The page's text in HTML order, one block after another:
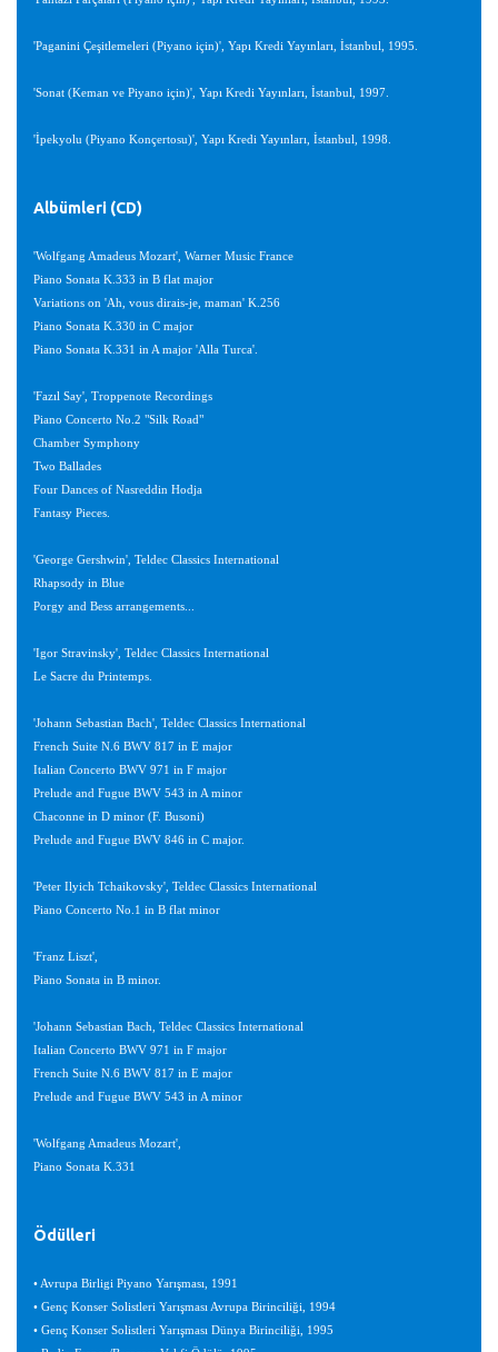
'Paganini Çeşitlemeleri (Piyano için)', Yapı Kredi Yayınları, İstanbul, 1995.
'Sonat (Keman ve Piyano için)', Yapı Kredi Yayınları, İstanbul, 1997.
'İpekyolu (Piyano Konçertosu)', Yapı Kredi Yayınları, İstanbul, 1998.
Albümleri (CD)
'Wolfgang Amadeus Mozart', Warner Music France
Piano Sonata K.333 in B flat major
Variations on 'Ah, vous dirais-je, maman' K.256
Piano Sonata K.330 in C major
Piano Sonata K.331 in A major 'Alla Turca'.
'Fazıl Say', Troppenote Recordings
Piano Concerto No.2 "Silk Road"
Chamber Symphony
Two Ballades
Four Dances of Nasreddin Hodja
Fantasy Pieces.
'George Gershwin', Teldec Classics International
Rhapsody in Blue
Porgy and Bess arrangements...
'Igor Stravinsky', Teldec Classics International
Le Sacre du Printemps.
'Johann Sebastian Bach', Teldec Classics International
French Suite N.6 BWV 817 in E major
Italian Concerto BWV 971 in F major
Prelude and Fugue BWV 543 in A minor
Chaconne in D minor (F. Busoni)
Prelude and Fugue BWV 846 in C major.
'Peter Ilyich Tchaikovsky', Teldec Classics International
Piano Concerto No.1 in B flat minor
'Franz Liszt',
Piano Sonata in B minor.
'Johann Sebastian Bach, Teldec Classics International
Italian Concerto BWV 971 in F major
French Suite N.6 BWV 817 in E major
Prelude and Fugue BWV 543 in A minor
'Wolfgang Amadeus Mozart',
Piano Sonata K.331
Ödülleri
• Avrupa Birligi Piyano Yarışması, 1991
• Genç Konser Solistleri Yarışması Avrupa Birinciliği, 1994
• Genç Konser Solistleri Yarışması Dünya Birinciliği, 1995